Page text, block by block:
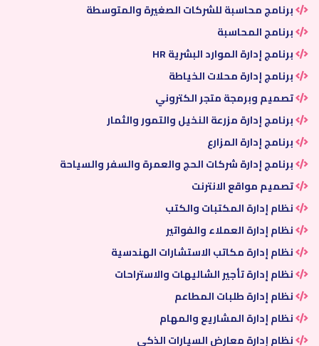
برنامج محاسبة للشركات الصغيرة والمتوسطة
برنامج المحاسبة
برنامج إدارة الموارد البشرية HR
برنامج إدارة محلات الخياطة
تصميم وبرمجة متجر الكتروني
برنامج إدارة مزرعة النخيل والتمور والثمار
برنامج إدارة المزارع
برنامج إدارة شركات الحج والعمرة والسفر والسياحة
تصميم مواقع الانترنت
نظام إدارة المكتبات والكتب
نظام إدارة العملاء والفواتير
نظام إدارة مكاتب الاستشارات الهندسية
نظام إدارة تأجير الشاليهات والاستراحات
نظام إدارة طلبات المطاعم
نظام إدارة المشاريع والمهام
نظام إدارة معارض السيارات الذكي